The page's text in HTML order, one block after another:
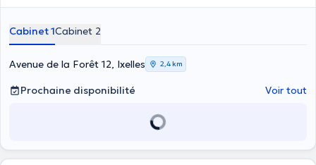
Cabinet 1Cabinet 2
Avenue de la Forêt 12, Ixelles 2,4 km
Prochaine disponibilité Voir tout